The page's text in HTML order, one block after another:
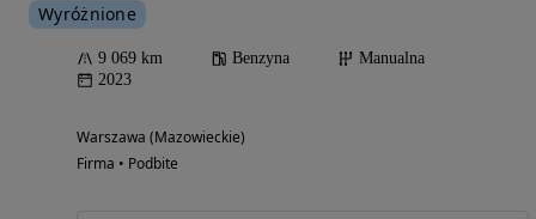
Wyróżnione
9 069 km Benzyna
Manualna
2023
Warszawa (Mazowieckie)
Firma • Podbite